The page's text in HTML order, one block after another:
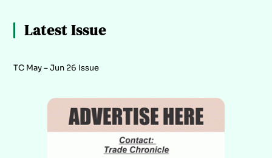
Latest Issue
TC May – Jun 26 Issue